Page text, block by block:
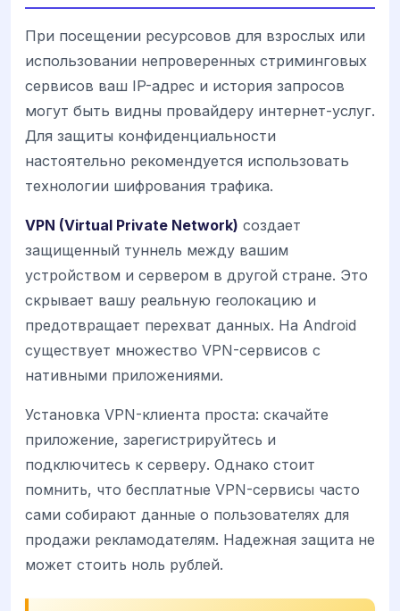
При посещении ресурсовов для взрослых или
использовании непроверенных стриминговых
сервисов ваш IP-адрес и история запросов
могут быть видны провайдеру интернет-услуг.
Для защиты конфиденциальности
настоятельно рекомендуется использовать
технологии шифрования трафика.
VPN (Virtual Private Network) создает
защищенный туннель между вашим
устройством и сервером в другой стране. Это
скрывает вашу реальную геолокацию и
предотвращает перехват данных. На Android
существует множество VPN-сервисов с
нативными приложениями.
Установка VPN-клиента проста: скачайте
приложение, зарегистрируйтесь и
подключитесь к серверу. Однако стоит
помнить, что бесплатные VPN-сервисы часто
сами собирают данные о пользователях для
продажи рекламодателям. Надежная защита не
может стоить ноль рублей.